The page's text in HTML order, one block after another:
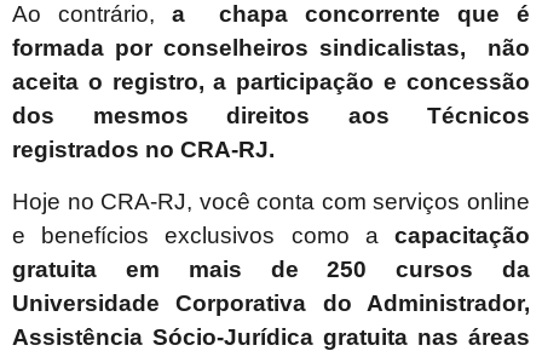
Ao contrário, a chapa concorrente que é
formada por conselheiros sindicalistas, não
aceita o registro, a participação e concessão
dos mesmos direitos aos Técnicos
registrados no CRA-RJ.
Hoje no CRA-RJ, você conta com serviços online
e benefícios exclusivos como a capacitação
gratuita em mais de 250 cursos da
Universidade Corporativa do Administrador,
Assistência Sócio-Jurídica gratuita nas áreas